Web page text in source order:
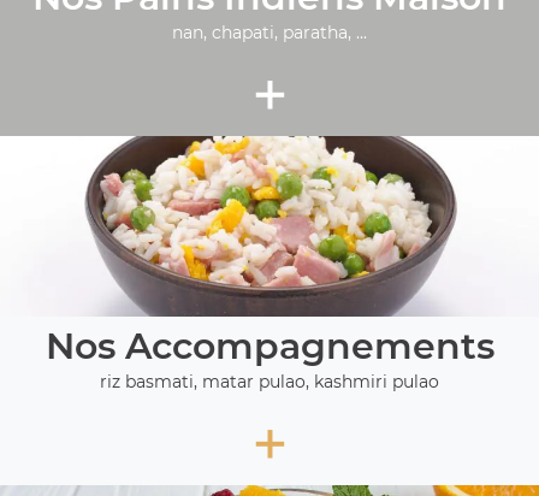
nan, chapati, paratha, ...
+
Nos Accompagnements
riz basmati, matar pulao, kashmiri pulao
+